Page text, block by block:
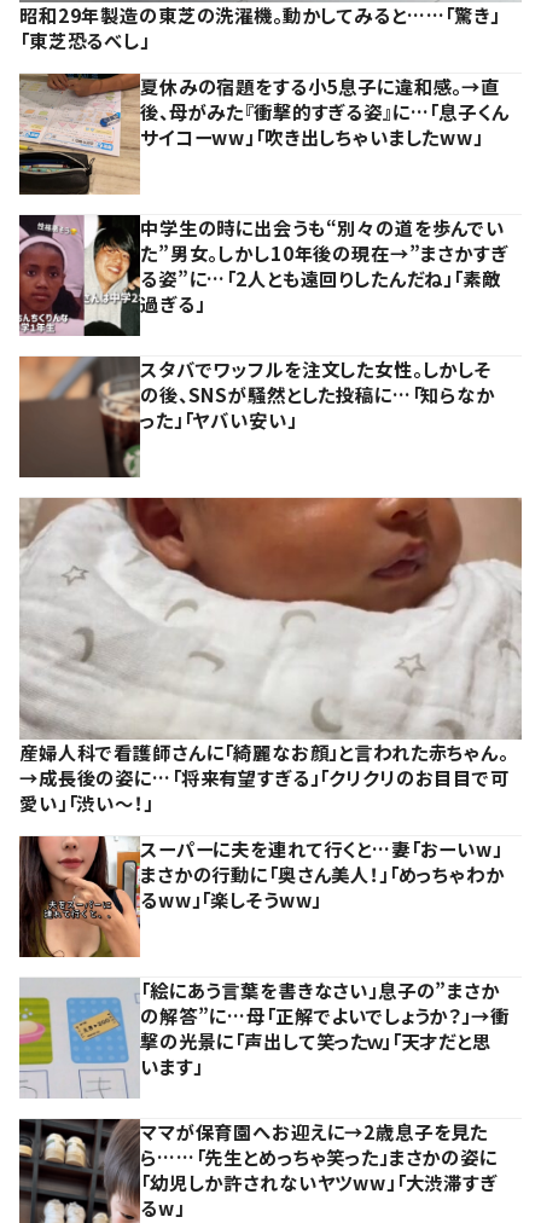
昭和29年製造の東芝の洗濯機。動かしてみると……「驚き」
「東芝恐るべし」
夏休みの宿題をする小5息子に違和感。→直
後、母がみた『衝撃的すぎる姿』に…「息子くん
サイコーww」「吹き出しちゃいましたww」
中学生の時に出会うも“別々の道を歩んでい
た”男女。しかし10年後の現在→”まさかすぎ
る姿”に…「2人とも遠回りしたんだね」「素敵
過ぎる」
スタバでワッフルを注文した女性。しかしそ
の後、SNSが騒然とした投稿に…「知らなか
った」「ヤバい安い」
産婦人科で看護師さんに「綺麗なお顔」と言われた赤ちゃん。
→成長後の姿に…「将来有望すぎる」「クリクリのお目目で可
愛い」「渋い～！」
スーパーに夫を連れて行くと…妻「おーいw」
まさかの行動に「奥さん美人！」「めっちゃわか
るww」「楽しそうww」
「絵にあう言葉を書きなさい」息子の”まさか
の解答”に…母「正解でよいでしょうか？」→衝
撃の光景に「声出して笑ったｗ」「天才だと思
います」
ママが保育園へお迎えに→2歳息子を見た
ら……「先生とめっちゃ笑った」まさかの姿に
「幼児しか許されないヤツww」「大渋滞すぎ
るw」